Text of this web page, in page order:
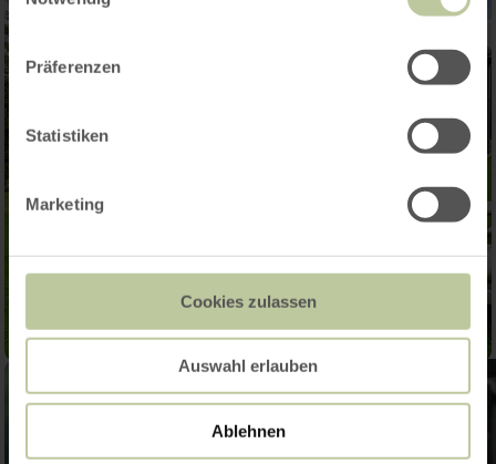
Präferenzen
Statistiken
Marketing
Cookies zulassen
Auswahl erlauben
Ablehnen